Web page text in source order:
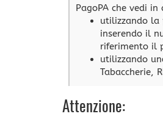
PagoPA che vedi
utilizzando
inserendo il
riferimento il
utilizzando
Tabaccherie,
Attenzione: